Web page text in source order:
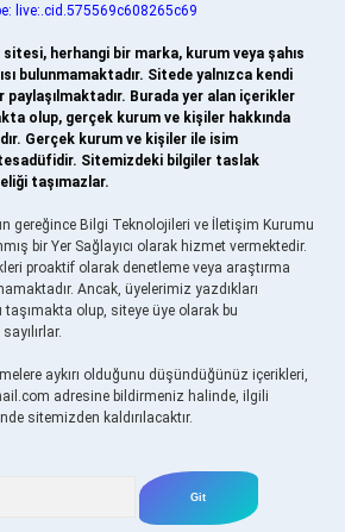
live:.cid.575569c608265c69
herhangi bir marka, kurum veya şahıs
bulunmamaktadır. Sitede yalnızca kendi
paylaşılmaktadır. Burada yer alan içerikler
olup, gerçek kurum ve kişiler hakkında
Gerçek kurum ve kişiler ile isim
Sitemizdeki bilgiler taslak
taşımazlar.
gereğince Bilgi Teknolojileri ve İletişim Kurumu
bir Yer Sağlayıcı olarak hizmet vermektedir.
proaktif olarak denetleme veya araştırma
Ancak, üyelerimiz yazdıkları
olup, siteye üye olarak bu
aykırı olduğunu düşündüğünüz içerikleri,
adresine bildirmeniz halinde, ilgili
sitemizden kaldırılacaktır.